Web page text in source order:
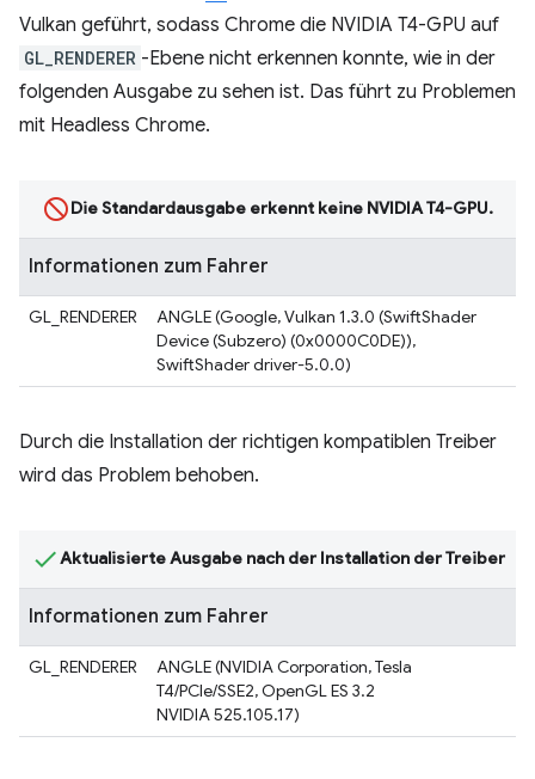
Vulkan geführt, sodass Chrome die NVIDIA T4-GPU auf
GL_RENDERER -Ebene nicht erkennen konnte, wie in der
folgenden Ausgabe zu sehen ist. Das führt zu Problemen
mit Headless Chrome.
Die Standardausgabe erkennt keine NVIDIA T4-GPU.
Informationen zum Fahrer
GL_RENDERER
ANGLE (Google, Vulkan 1.3.0 (SwiftShader
Device (Subzero) (0x0000C0DE)),
SwiftShader driver-5.0.0)
Durch die Installation der richtigen kompatiblen Treiber
wird das Problem behoben.
Aktualisierte Ausgabe nach der Installation der Treiber
Informationen zum Fahrer
GL_RENDERER
ANGLE (NVIDIA Corporation, Tesla
T4/PCIe/SSE2, OpenGL ES 3.2
NVIDIA 525.105.17)